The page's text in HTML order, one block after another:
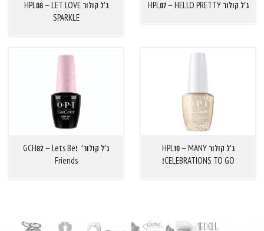
ג'ל קולור HPL07 – HELLO PRETTY
ג'ל קולור HPL08 – LET LOVE
SPARKLE
ג'ל קולור HPL10 – MANY
CELEBRATIONS TO GO!
ג'ל קולור' !GCH82 – Lets Be
Friends